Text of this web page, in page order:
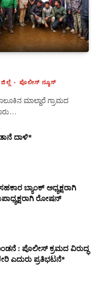
ಪೊಲೀಸ್ ನ್ಯೂಸ್
ಮಾಲ್ದಾರೆ ಗ್ರಾಮದ
ದಾಳಿ*
ಬ್ಯಾಂಕ್ ಅಧ್ಯಕ್ಷರಾಗಿ
ರೋಷನ್
: ಪೊಲೀಸ್ ಕ್ರಮದ ವಿರುದ್ಧ
ಎದುರು ಪ್ರತಿಭಟನೆ*